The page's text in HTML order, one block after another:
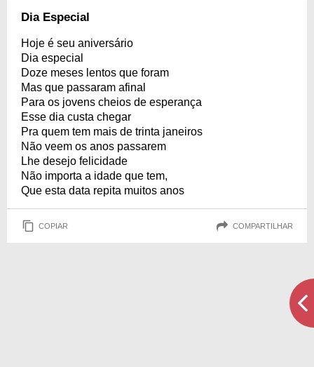
Dia Especial
Hoje é seu aniversário
Dia especial
Doze meses lentos que foram
Mas que passaram afinal
Para os jovens cheios de esperança
Esse dia custa chegar
Pra quem tem mais de trinta janeiros
Não veem os anos passarem
Lhe desejo felicidade
Não importa a idade que tem,
Que esta data repita muitos anos
COPIAR COMPARTILHAR